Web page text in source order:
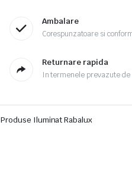
Ambalare
Corespunzatoare si
Returnare rapida
In termenele prevazute de
Produse Iluminat Rabalux